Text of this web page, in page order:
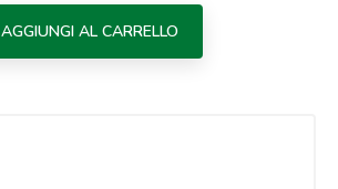
AGGIUNGI AL CARRELLO